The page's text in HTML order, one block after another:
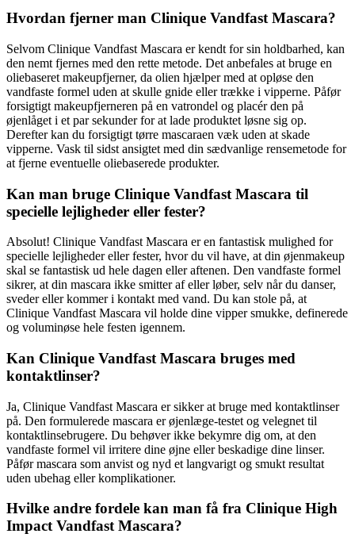
Hvordan fjerner man Clinique Vandfast Mascara?
Selvom Clinique Vandfast Mascara er kendt for sin holdbarhed, kan
den nemt fjernes med den rette metode. Det anbefales at bruge en
oliebaseret makeupfjerner, da olien hjælper med at opløse den
vandfaste formel uden at skulle gnide eller trække i vipperne. Påfør
forsigtigt makeupfjerneren på en vatrondel og placér den på
øjenlåget i et par sekunder for at lade produktet løsne sig op.
Derefter kan du forsigtigt tørre mascaraen væk uden at skade
vipperne. Vask til sidst ansigtet med din sædvanlige rensemetode for
at fjerne eventuelle oliebaserede produkter.
Kan man bruge Clinique Vandfast Mascara til
specielle lejligheder eller fester?
Absolut! Clinique Vandfast Mascara er en fantastisk mulighed for
specielle lejligheder eller fester, hvor du vil have, at din øjenmakeup
skal se fantastisk ud hele dagen eller aftenen. Den vandfaste formel
sikrer, at din mascara ikke smitter af eller løber, selv når du danser,
sveder eller kommer i kontakt med vand. Du kan stole på, at
Clinique Vandfast Mascara vil holde dine vipper smukke, definerede
og voluminøse hele festen igennem.
Kan Clinique Vandfast Mascara bruges med
kontaktlinser?
Ja, Clinique Vandfast Mascara er sikker at bruge med kontaktlinser
på. Den formulerede mascara er øjenlæge-testet og velegnet til
kontaktlinsebrugere. Du behøver ikke bekymre dig om, at den
vandfaste formel vil irritere dine øjne eller beskadige dine linser.
Påfør mascara som anvist og nyd et langvarigt og smukt resultat
uden ubehag eller komplikationer.
Hvilke andre fordele kan man få fra Clinique High
Impact Vandfast Mascara?